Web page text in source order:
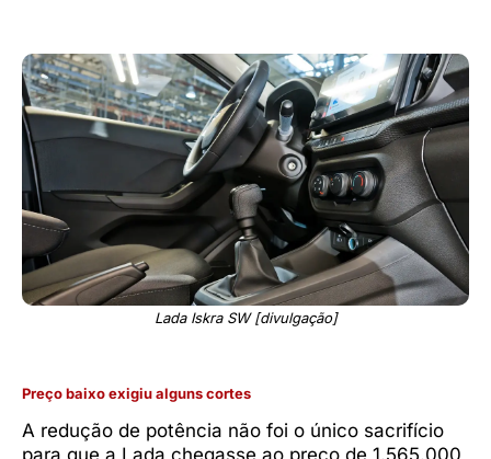
Lada Iskra SW [divulgação]
Preço baixo exigiu alguns cortes
A redução de potência não foi o único sacrifício
para que a Lada chegasse ao preço de 1.565.000